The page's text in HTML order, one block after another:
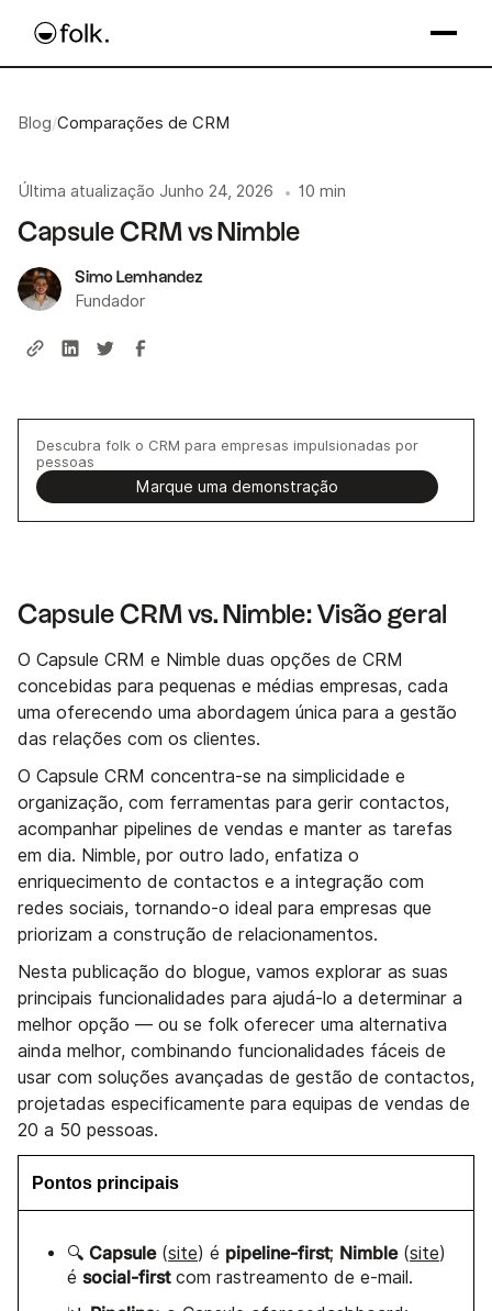
Blog/Comparações de CRM
Última atualização Junho 24, 2026 • 10 min
Capsule CRM vs Nimble
Simo Lemhandez
Fundador
Descubra folk o CRM para empresas impulsionadas por
pessoas
Marque uma demonstração
Capsule CRM vs. Nimble: Visão geral
O Capsule CRM e Nimble duas opções de CRM
concebidas para pequenas e médias empresas, cada
uma oferecendo uma abordagem única para a gestão
das relações com os clientes.
O Capsule CRM concentra-se na simplicidade e
organização, com ferramentas para gerir contactos,
acompanhar pipelines de vendas e manter as tarefas
em dia. Nimble, por outro lado, enfatiza o
enriquecimento de contactos e a integração com
redes sociais, tornando-o ideal para empresas que
priorizam a construção de relacionamentos.
Nesta publicação do blogue, vamos explorar as suas
principais funcionalidades para ajudá-lo a determinar a
melhor opção — ou se folk oferecer uma alternativa
ainda melhor, combinando funcionalidades fáceis de
usar com soluções avançadas de gestão de contactos,
projetadas especificamente para equipas de vendas de
20 a 50 pessoas.
Pontos principais
🔍 Capsule(site) é pipeline-first; Nimble(site)
é social-firstcom rastreamento de e-mail.